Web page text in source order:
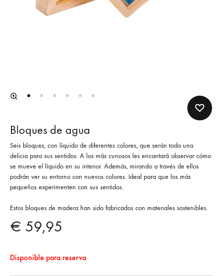
Bloques de agua
Seis bloques, con líquido de diferentes colores, que serán toda una
delicia para sus sentidos. A los más curiosos les encantará observar cómo
se mueve el líquido en su interior. Además, mirando a través de ellos
podrán ver su entorno con nuevos colores. Ideal para que los más
pequeños experimenten con sus sentidos.
Estos bloques de madera han sido fabricados con materiales sostenibles.
€ 59,95
Disponible para reserva